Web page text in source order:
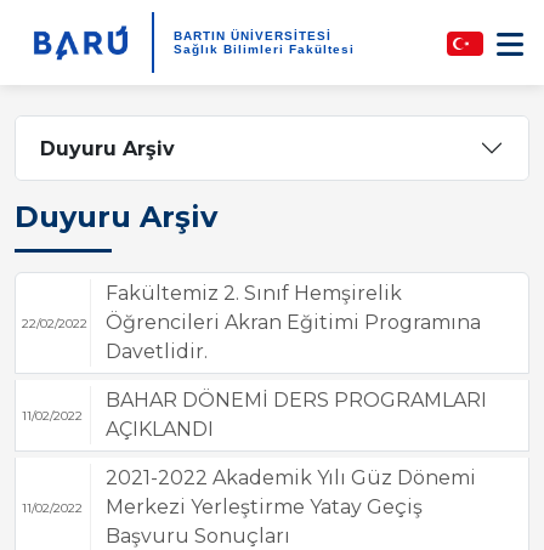
BARTIN ÜNİVERSİTESİ
Sağlık Bilimleri Fakültesi
Duyuru Arşiv
Duyuru Arşiv
22/02/2022
Fakültemiz 2. Sınıf Hemşirelik
Öğrencileri Akran Eğitimi Programına
Davetlidir.
11/02/2022
BAHAR DÖNEMİ DERS PROGRAMLARI
AÇIKLANDI
11/02/2022
2021-2022 Akademik Yılı Güz Dönemi
Merkezi Yerleştirme Yatay Geçiş
Başvuru Sonuçları